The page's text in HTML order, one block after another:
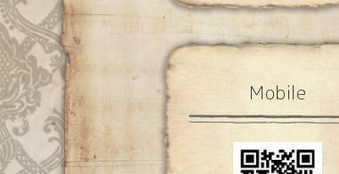
Mobile